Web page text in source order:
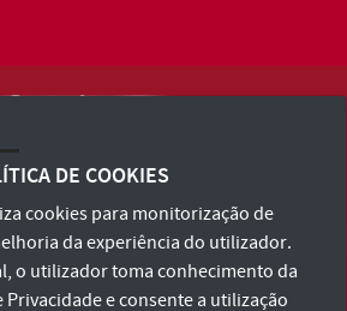
e Condições e Política de Privacidade
de Acessibilidade
DE COOKIES
cookies para monitorização de
da experiência do utilizador.
o utilizador toma conhecimento da
Privacidadee consente a utilização